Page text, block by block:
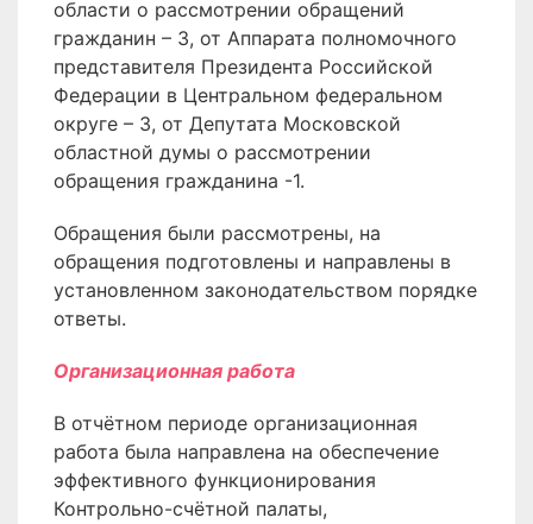
области о рассмотрении обращений
гражданин – 3, от Аппарата полномочного
представителя Президента Российской
Федерации в Центральном федеральном
округе – 3, от Депутата Московской
областной думы о рассмотрении
обращения гражданина -1.
Обращения были рассмотрены, на
обращения подготовлены и направлены в
установленном законодательством порядке
ответы.
Организационная работа
В отчётном периоде организационная
работа была направлена на обеспечение
эффективного функционирования
Контрольно-счётной палаты,